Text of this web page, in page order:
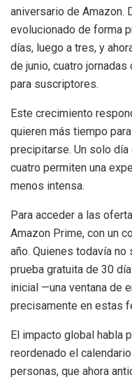
aniversario de Amazon.
evolucionado de forma
días, luego a tres, y
de junio, cuatro
para suscriptores.
Este crecimiento
quieren más tiempo
precipitarse. Un solo
cuatro permiten una
menos intensa.
Para acceder a las
Amazon Prime, con un
año. Quienes todavía
prueba gratuita de 30
inicial —una ventana de
precisamente en estas
El impacto global habla
reordenado el
personas, que ahora